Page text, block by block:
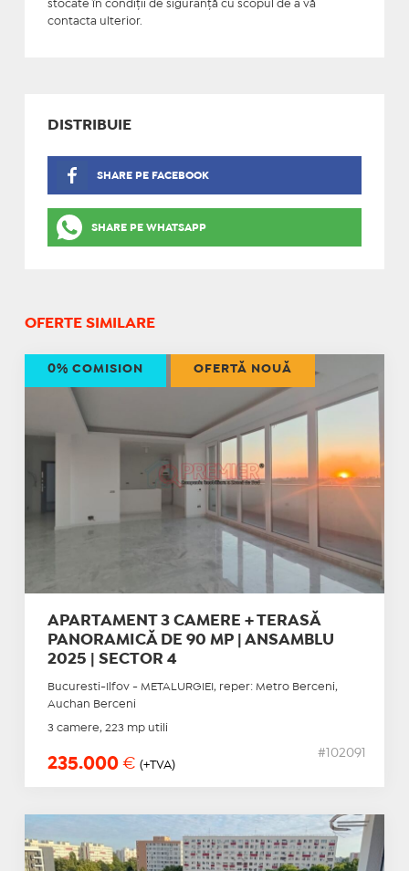
stocate în condiţii de siguranţă cu scopul de a vă
contacta ulterior.
DISTRIBUIE
SHARE PE FACEBOOK
SHARE PE WHATSAPP
OFERTE SIMILARE
APARTAMENT 3 CAMERE + TERASĂ
PANORAMICĂ DE 90 MP | ANSAMBLU
2025 | SECTOR 4
Bucuresti-Ilfov - METALURGIEI, reper: Metro Berceni,
Auchan Berceni
3 camere, 223 mp utili
235.000 € (+TVA)
#102091
0% COMISION OFERTĂ NOUĂ